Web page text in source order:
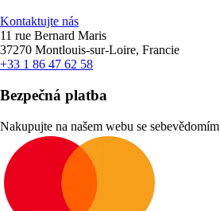
Kontaktujte nás
11 rue Bernard Maris
37270 Montlouis-sur-Loire, Francie
+33 1 86 47 62 58
Bezpečná platba
Nakupujte na našem webu se sebevědomím